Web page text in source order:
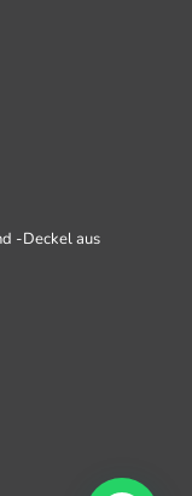
-Deckel aus